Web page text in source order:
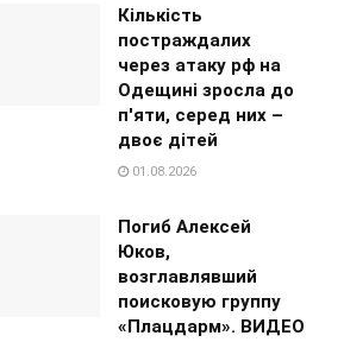
Кількість
постраждалих
через атаку рф на
Одещині зросла до
п'яти, серед них –
двоє дітей
01.08.2026
Погиб Алексей
Юков,
возглавлявший
поисковую группу
«Плацдарм». ВИДЕО